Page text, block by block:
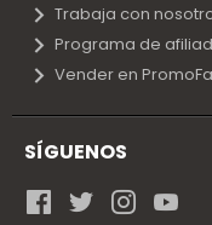
Trabaja con
Programa de
Vender en
SÍGUENOS